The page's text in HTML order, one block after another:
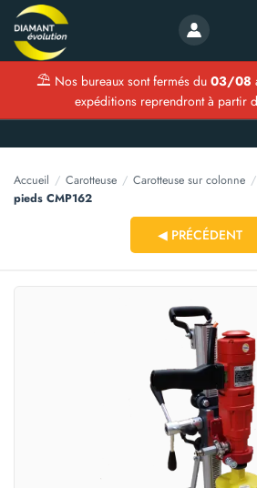
⛱ Nos bureaux sont fermés du 03/08
expéditions reprendront à partir
Accueil / Carotteuse / Carotteuse sur colonne /
pieds CMP162
◀ PRÉCÉDENT